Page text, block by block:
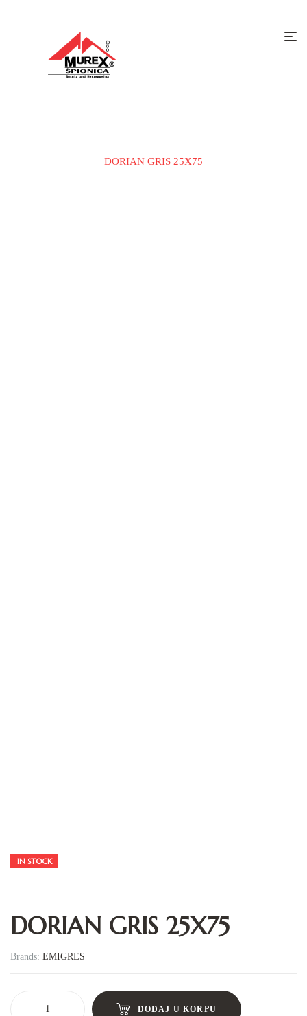
DORIAN GRIS 25X75
IN STOCK
DORIAN GRIS 25X75
Brands: EMIGRES
DODAJ U KORPU